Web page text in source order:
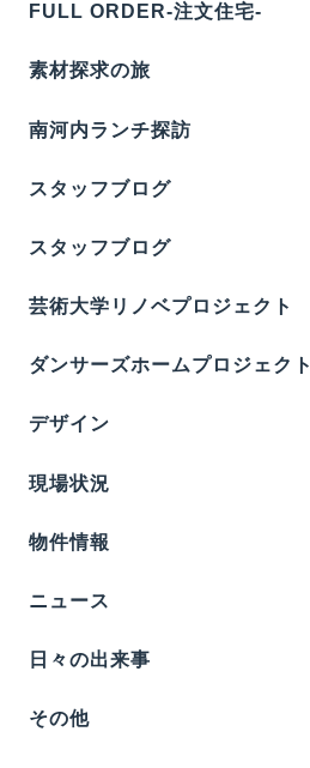
FULL ORDER-注文住宅-
素材探求の旅
南河内ランチ探訪
スタッフブログ
スタッフブログ
芸術大学リノベプロジェクト
ダンサーズホームプロジェクト
デザイン
現場状況
物件情報
ニュース
日々の出来事
その他